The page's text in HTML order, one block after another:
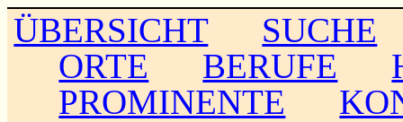
ÜBERSICHT
SUCHE
ORTE
BERUFE
PROMINENTE